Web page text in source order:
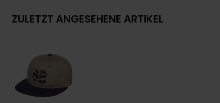
ZULETZT ANGESEHENE ARTIKEL